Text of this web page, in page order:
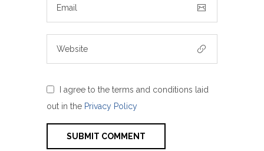
I agree to the terms and conditions laid
out in the Privacy Policy